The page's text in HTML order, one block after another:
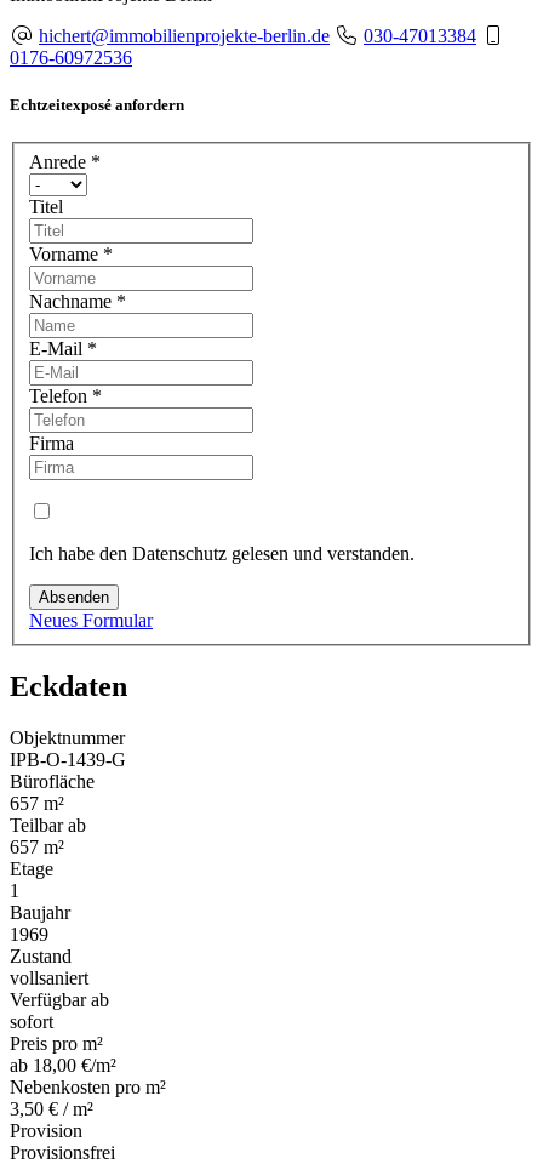
hichert@immobilienprojekte-berlin.de
030-47013384
0176-60972536
Echtzeitexposé anfordern
Anrede *
Titel
Vorname *
Nachname *
E-Mail *
Telefon *
Firma
Ich habe den Datenschutz gelesen und verstanden.
Absenden
Neues Formular
Eckdaten
Objektnummer
IPB-O-1439-G
Bürofläche
657 m²
Teilbar ab
657 m²
Etage
1
Baujahr
1969
Zustand
vollsaniert
Verfügbar ab
sofort
Preis pro m²
ab 18,00 €/m²
Nebenkosten pro m²
3,50 € / m²
Provision
Provisionsfrei